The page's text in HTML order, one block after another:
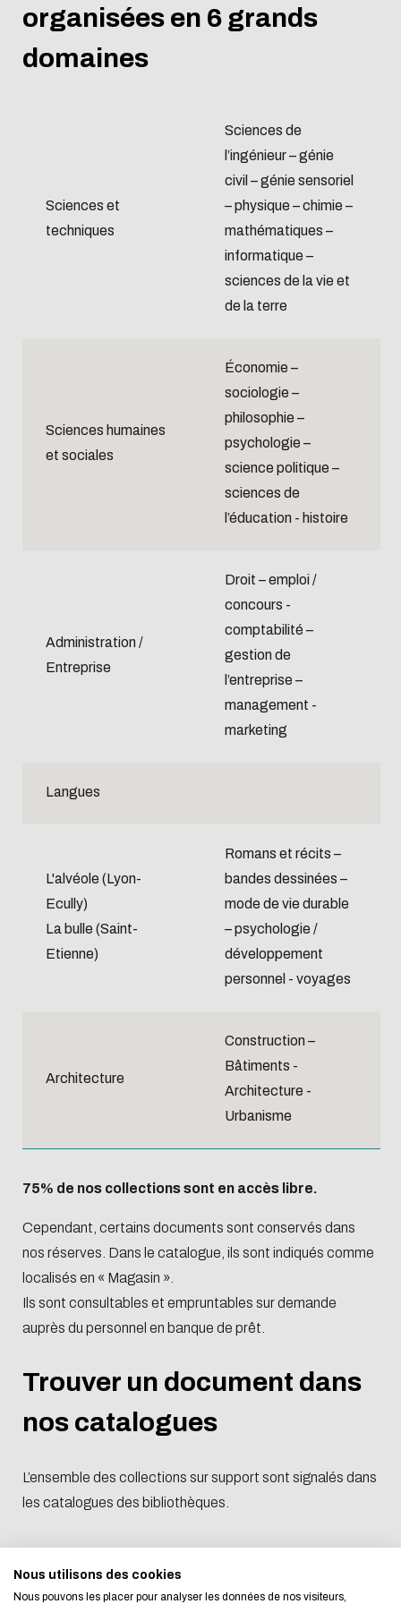
Eco-design concerns
too!
We developed this website as part of a
design approach.
organisées en 6 grands
domaines
Sciences et
techniques
Sciences de
l’ingénieur – génie
civil – génie sensoriel
– physique – chimie –
mathématiques –
informatique –
sciences de la vie et
de la terre
Sciences humaines
et sociales
Économie –
sociologie –
philosophie –
psychologie –
science politique –
sciences de
l’éducation - histoire
Administration /
Entreprise
Droit – emploi /
concours -
comptabilité –
gestion de
l’entreprise –
management -
marketing
Langues
L'alvéole (Lyon-
Ecully)
La bulle (Saint-
Etienne)
Romans et récits –
bandes dessinées –
mode de vie durable
– psychologie /
développement
personnel - voyages
Architecture
Construction –
Bâtiments -
Architecture -
Urbanisme
75% de nos collections sont en accès libre.
Cependant, certains documents sont conservés dans
nos réserves. Dans le catalogue, ils sont indiqués comme
localisés en « Magasin ».
Ils sont consultables et empruntables sur demande
auprès du personnel en banque de prêt.
Trouver un document dans
nos catalogues
L’ensemble des collections sur support sont signalés dans
les catalogues des bibliothèques.
Bibliothèque Michel Serres : Catalogue Lyon-
Nous utilisons des cookies
Nous pouvons les placer pour analyser les données de nos visiteurs,